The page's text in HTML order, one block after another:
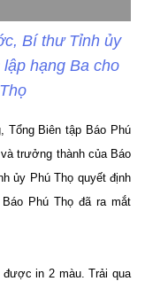
Bí thư Tỉnh ủy
hạng Ba cho
Tổng Biên tập Báo Phú
trưởng thành của Báo
ủy Phú Thọ quyết định
Phú Thọ đã ra mắt
in 2 màu. Trải qua